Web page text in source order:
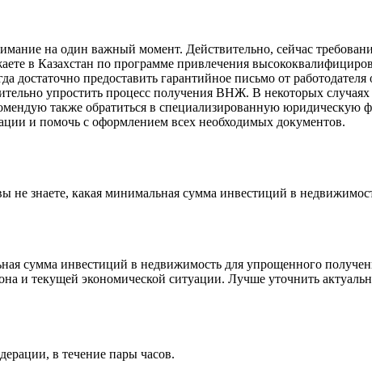
на один важный момент. Действительно, сейчас
в Казахстан по программе привлечения
достаточно предоставить гарантийное письмо от
упростить процесс получения ВНЖ. В некоторых
также обратиться в специализированную юридическую
и помочь с оформлением всех необходимых документов.
знаете, какая минимальная сумма инвестиций в
сумма инвестиций в недвижимость для упрощенного
и текущей экономической ситуации. Лучше уточнить
в течение пары часов.